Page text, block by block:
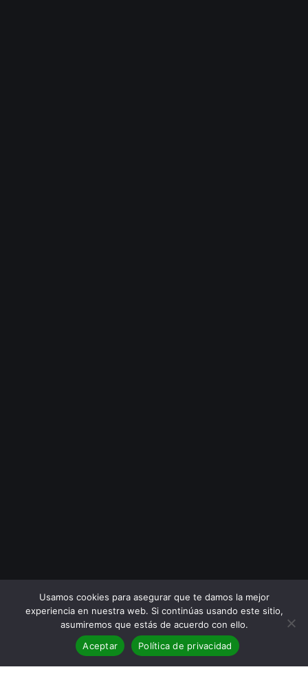
Usamos cookies para asegurar que te damos la mejor
experiencia en nuestra web. Si continúas usando este sitio,
asumiremos que estás de acuerdo con ello.
Aceptar
Política de privacidad